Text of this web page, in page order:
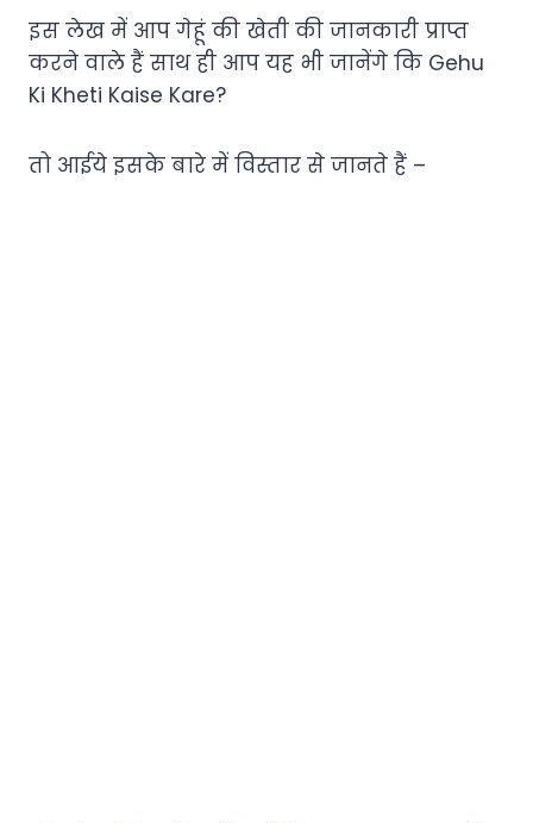
इस लेख में आप गेहूं की खेती की जानकारी प्राप्त
करने वाले हैं साथ ही आप यह भी जानेंगे कि Gehu
Ki Kheti Kaise Kare?
तो आईये इसके बारे में विस्तार से जानते हैं –